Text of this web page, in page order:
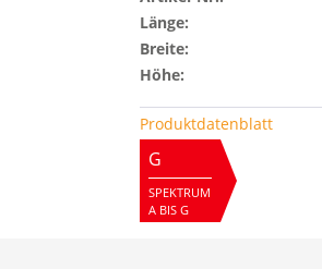
Länge:
Breite:
Höhe:
Produktdatenblatt
G
SPEKTRUM
A BIS G